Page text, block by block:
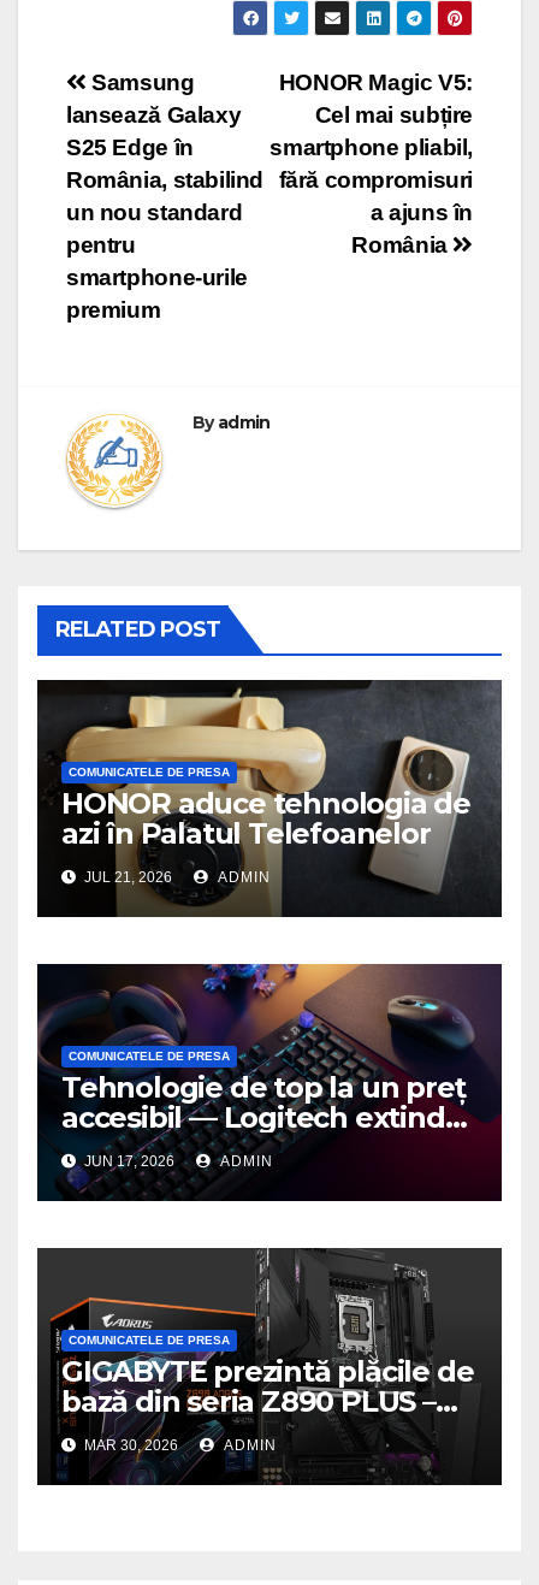
Post
navigation
HONOR Magic V5:
Cel mai subțire
smartphone pliabil,
fără compromisuri
a ajuns în
România
Samsung
lansează Galaxy
S25 Edge în
România, stabilind
un nou standard
pentru
smartphone-urile
premium
Byadmin
RELATED POST
COMUNICATELE DE PRESA
HONOR aduce tehnologia de
azi în Palatul Telefoanelor
JUL 21, 2026 ADMIN
COMUNICATELE DE PRESA
Tehnologie de top la un preț
accesibil — Logitech extinde
seria G3 cu un nou mouse și
o nouă tastatură pentru
gaming pe PC
JUN 17, 2026 ADMIN
COMUNICATELE DE PRESA
GIGABYTE prezintă plăcile de
bază din seria Z890 PLUS –
performanță de ultimă
generație la un nou nivel
MAR 30, 2026 ADMIN